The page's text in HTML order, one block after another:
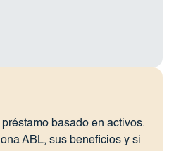
basado en activos.
ABL, sus beneficios y si